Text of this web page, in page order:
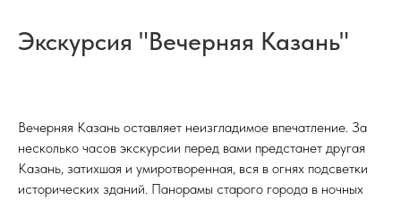
Экскурсия "Вечерняя Казань"
Вечерняя Казань оставляет неизгладимое впечатление. За
несколько часов экскурсии перед вами предстанет другая
Казань, затихшая и умиротворенная, вся в огнях подсветки
исторических зданий. Панорамы старого города в ночных